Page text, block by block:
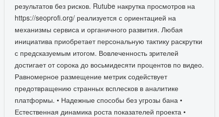
результатов без рисков. Rutube накрутка просмотров на
https://seoprofi.org/ реализуется с ориентацией на
механизмы сервиса и органичного развития. Любая
инициатива приобретает персональную тактику раскрутки
с предсказуемым итогом. Вовлеченность зрителей
достигает от сорока до восьмидесяти процентов по видео.
Равномерное размещение метрик содействует
предотвращению странных всплесков в аналитике
платформы. • Надежные способы без угрозы бана •
Естественная динамика роста показателей проекта •